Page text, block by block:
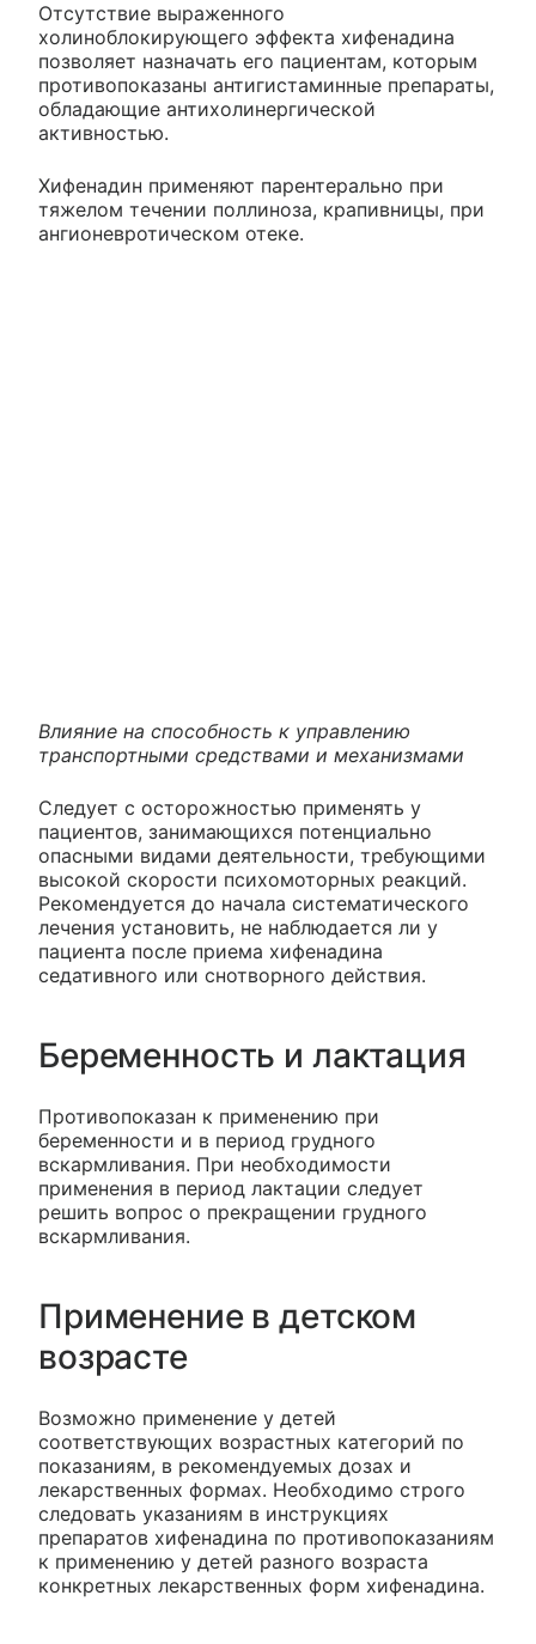
Отсутствие выраженного
холиноблокирующего эффекта хифенадина
позволяет назначать его пациентам, которым
противопоказаны антигистаминные препараты,
обладающие антихолинергической
активностью.
Хифенадин применяют парентерально при
тяжелом течении поллиноза, крапивницы, при
ангионевротическом отеке.
Влияние на способность к управлению
транспортными средствами и механизмами
Следует с осторожностью применять у
пациентов, занимающихся потенциально
опасными видами деятельности, требующими
высокой скорости психомоторных реакций.
Рекомендуется до начала систематического
лечения установить, не наблюдается ли у
пациента после приема хифенадина
седативного или снотворного действия.
Беременность и лактация
Противопоказан к применению при
беременности и в период грудного
вскармливания. При необходимости
применения в период лактации следует
решить вопрос о прекращении грудного
вскармливания.
Применение в детском
возрасте
Возможно применение у детей
соответствующих возрастных категорий по
показаниям, в рекомендуемых дозах и
лекарственных формах. Необходимо строго
следовать указаниям в инструкциях
препаратов хифенадина по противопоказаниям
к применению у детей разного возраста
конкретных лекарственных форм хифенадина.